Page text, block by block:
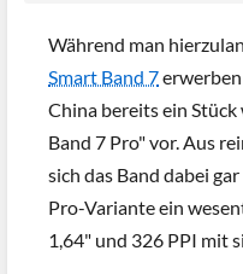
Während man
Smart Band 7
China bereits ein
Band 7 Pro" vor. Aus
sich das Band dabei
Pro-Variante ein
1,64" und 326 PPI mit